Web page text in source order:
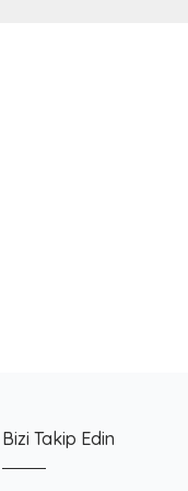
Bizi Takip Edin